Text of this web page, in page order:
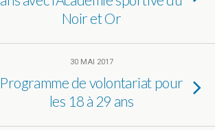
Noir et Or
30 MAI 2017
Programme de volontariat pour
les 18 à 29 ans